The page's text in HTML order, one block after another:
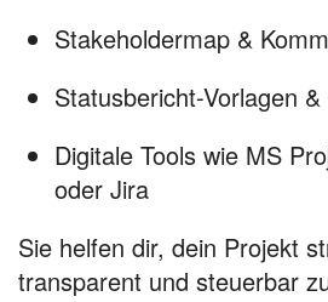
Stakeholdermap &
Statusbericht-Vorlagen
Digitale Tools wie MS
oder Jira
Sie helfen dir, dein Projekt
transparent und steuerbar